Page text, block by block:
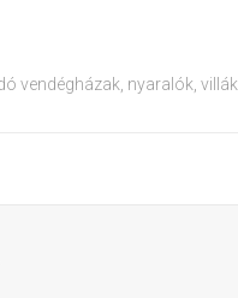
vendégházak, nyaralók, villák